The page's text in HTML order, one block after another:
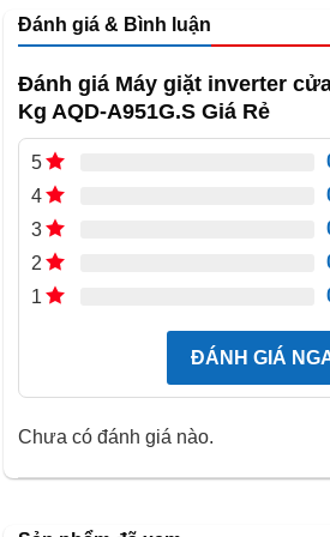
Đánh giá & Bình luận
Đánh giá Máy giặt inverter
Kg AQD-A951G.S Giá Rẻ
5
4
3
2
1
ĐÁNH GIÁ
Chưa có đánh giá nào.